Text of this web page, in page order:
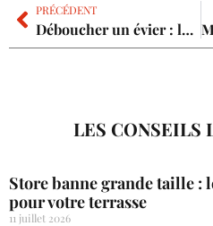
PRÉCÉDENT
Déboucher un évier : les solutions naturelles et efficaces pour éliminer rapidement les bouchons
LES CONSEILS
Store banne grande taille :
pour votre terrasse
11 juillet 2026